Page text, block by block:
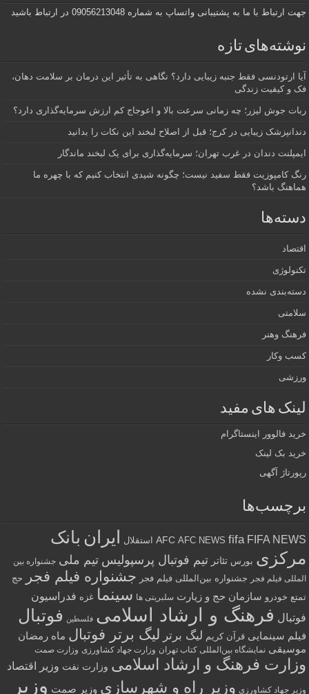
جهت ارتباط با ما به پشتیبانی واتساپ به شماره 09056213048 در ارتباط باشید
نوشته‌های تازه
آیا ارتودنسی فقط جنبه زیبایی دارد؟ نگاهی به تأثیر این درمان بر سلامت دهان،
فک و کیفیت زندگی
ربات جوش لیزر؛ چه زمانی سرعت بالا و اعوجاج کم ارزش سرمایه‌گذاری دارد؟
دندانپزشک زیبایی در کرج؛ قبل از اصلاح لبخند این نکات را بدانید
ایمپلنت دندان در غرب تهران؛ سرمایه‌گذاری برای یک لبخند ماندگار
رنگ کامپوزیت فقط سفید نیست؛ چگونه شیدی انتخاب کنیم که با چهره ما
هماهنگ باشد؟
دسته‌ها
اقتصاد
تکنولوژی
دسته‌بندی نشده
سلامتی
فرهنگ وهنر
کسب وکار
ورزشی
لینک های مفید
خرید فالوور اینستاگرام
خرید بک لینک
رپورتاژ آگهی
برچسب‌ها
AFC AFC NEWS fifa FIFA NEWS استقلال ایران بانک
مرکزی بورس تئاتر تیم فوتبال پرسپولیس تیم ملی جشنواره بین
المللی فیلم فجر جشنواره بین‌المللی فیلم فجر جشنواره فیلم فجر
حج
تمتع خودرو سازمان حج و زیارت سلبریتی ها سینما غزه فدراسیون
فوتبال فرهنگ و ارشاد اسلامی فلسطین فوتبال
فیلم سینمایی قرآن کریم لیگ برتر لیگ برتر فوتبال ماه رمضان
موسیقی نمایشگاه بین‌المللی کتاب تهران وزارت جهاد کشاورزی وزارت صمت
وزارت فرهنگ و ارشاد اسلامی وزارت نفت وزیر اقتصاد
وزیر جهاد کشاورزی وزیر راه و شهرسازی وزیر صمت وزیر